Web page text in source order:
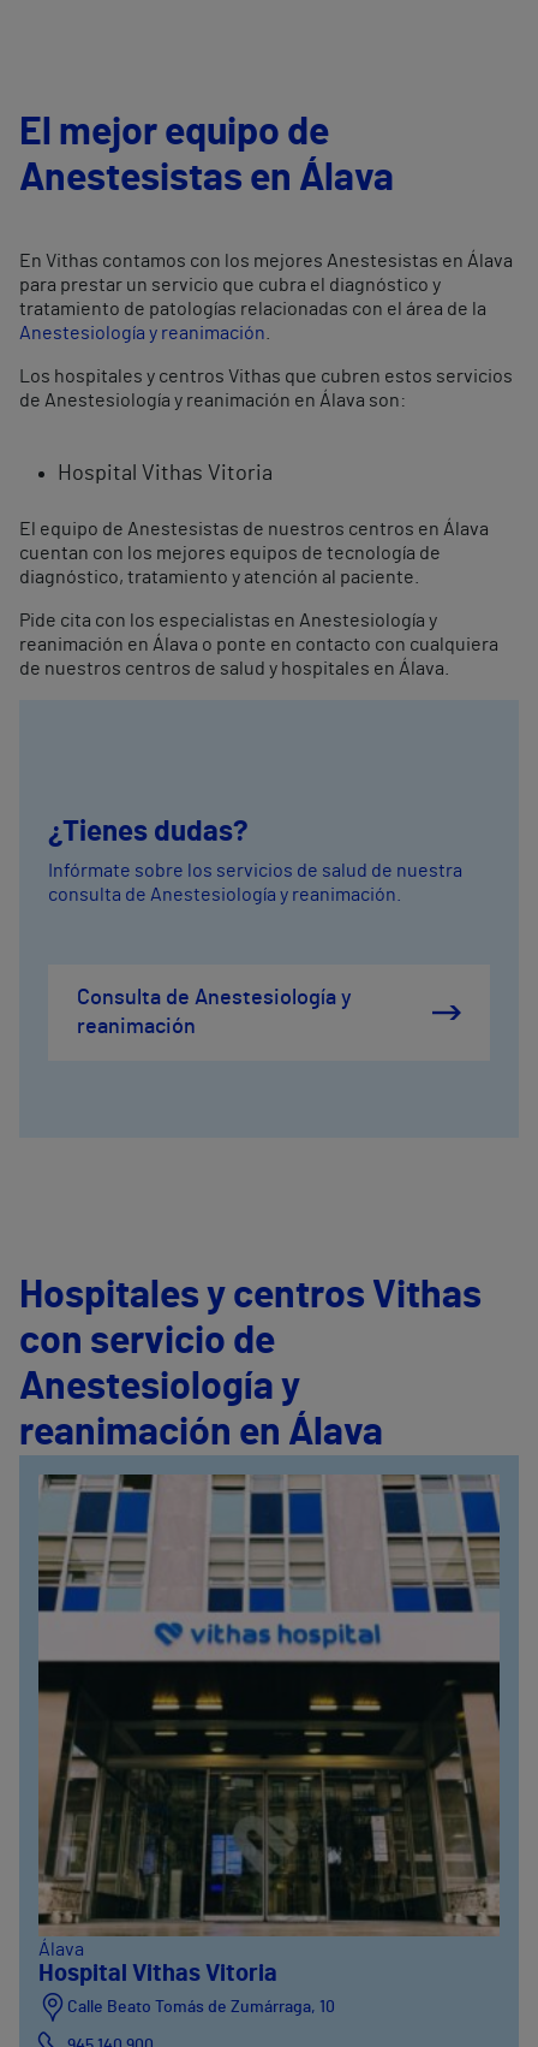
El mejor equipo de
Anestesistas en Álava
En Vithas contamos con los mejores Anestesistas en Álava
para prestar un servicio que cubra el diagnóstico y
tratamiento de patologías relacionadas con el área de la
Anestesiología y reanimación
Los hospitales y centros Vithas que cubren estos servicios
de Anestesiología y reanimación en Álava son:
Hospital Vithas Vitoria
El equipo de Anestesistas de nuestros centros en Álava
cuentan con los mejores equipos de tecnología de
diagnóstico, tratamiento y atención al paciente.
Pide cita con los especialistas en Anestesiología y
reanimación en Álava o ponte en contacto con cualquiera
de nuestros centros de salud y hospitales en Álava.
¿Tienes dudas?
Infórmate sobre los servicios de salud de nuestra
consulta de Anestesiología y reanimación.
Consulta de Anestesiología y
reanimación
Hospitales y centros Vithas
con servicio de
Anestesiología y
reanimación en Álava
Álava
Hospital Vithas Vitoria
Calle Beato Tomás de Zumárraga, 10